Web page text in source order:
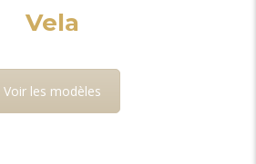
Vela
Voir les modèles